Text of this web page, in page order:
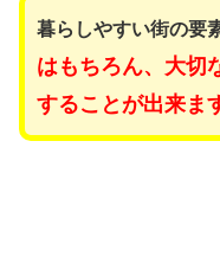
暮らしやすい街の要
はもちろん、大切
することが出来ま